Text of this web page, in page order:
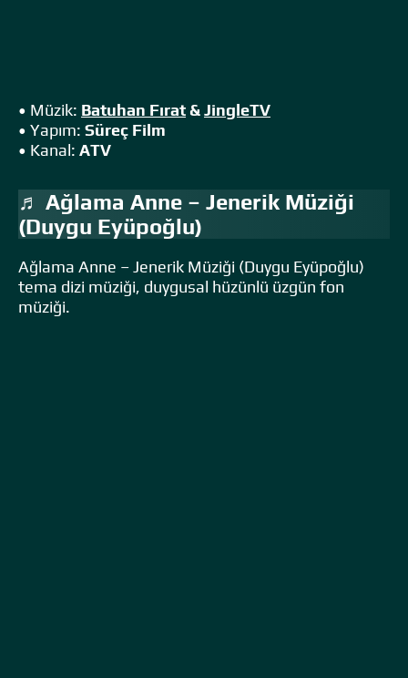
• Müzik: Batuhan Fırat&JingleTV
• Yapım: Süreç Film
• Kanal: ATV
♬ Ağlama Anne – Jenerik Müziği
(Duygu Eyüpoğlu)
Ağlama Anne – Jenerik Müziği (Duygu Eyüpoğlu)
tema dizi müziği, duygusal hüzünlü üzgün fon
müziği.